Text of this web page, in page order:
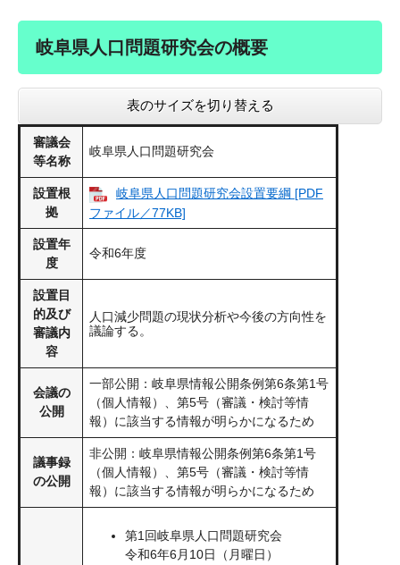
岐阜県人口問題研究会の概要
表のサイズを切り替える
審議会
等名称
岐阜県人口問題研究会
設置根
拠
岐阜県人口問題研究会設置要綱 [PDF
ファイル／77KB]
設置年
度
令和6年度
設置目
的及び
審議内
容
人口減少問題の現状分析や今後の方向性を
議論する。
会議の
公開
一部公開：岐阜県情報公開条例第6条第1号
（個人情報）、第5号（審議・検討等情
報）に該当する情報が明らかになるため
議事録
の公開
非公開：岐阜県情報公開条例第6条第1号
（個人情報）、第5号（審議・検討等情
報）に該当する情報が明らかになるため
第1回岐阜県人口問題研究会
令和6年6月10日（月曜日）